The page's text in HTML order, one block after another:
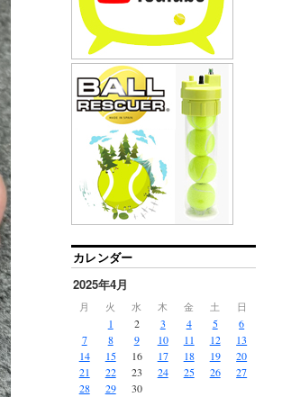
カレンダー
2025年4月
月 火 水 木 金 土 日
1 2 3 4 5
6
7
8 9 10 11 12
13
14
15 16 17 18 19
20
21
22 23 24 25 26
27
28
29 30